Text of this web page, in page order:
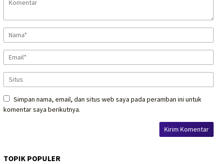
Simpan nama, email, dan situs web saya pada peramban ini untuk
komentar saya berikutnya.
TOPIK POPULER